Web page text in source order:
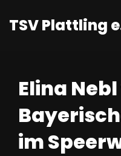
Zum
TSV Plattling
Elina
im